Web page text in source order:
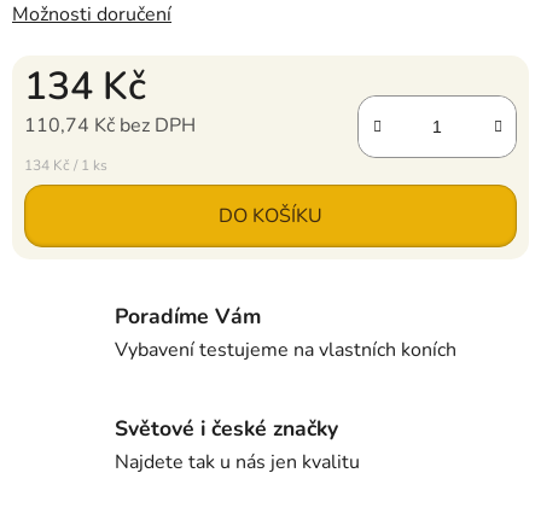
Možnosti doručení
134 Kč
110,74 Kč bez DPH
Měrná cena:
134 Kč / 1 ks
DO KOŠÍKU
Poradíme Vám
Vybavení testujeme na vlastních koních
Světové i české značky
Najdete tak u nás jen kvalitu